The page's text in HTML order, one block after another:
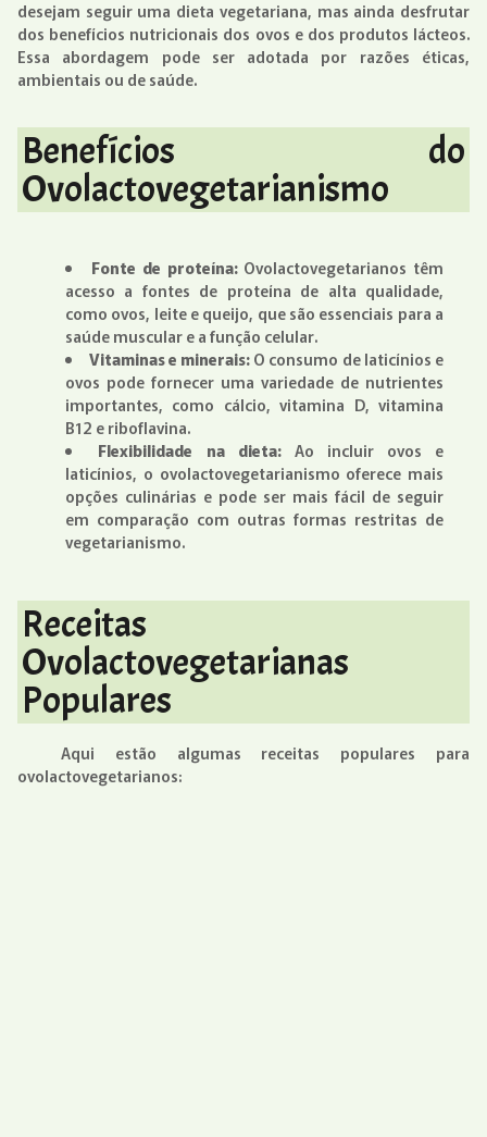
desejam seguir uma dieta vegetariana, mas ainda desfrutar
dos benefícios nutricionais dos ovos e dos produtos lácteos.
Essa abordagem pode ser adotada por razões éticas,
ambientais ou de saúde.
Benefícios do
Ovolactovegetarianismo
Fonte de proteína:Ovolactovegetarianos têm
acesso a fontes de proteína de alta qualidade,
como ovos, leite e queijo, que são essenciais para a
saúde muscular e a função celular.
Vitaminas e minerais:O consumo de laticínios e
ovos pode fornecer uma variedade de nutrientes
importantes, como cálcio, vitamina D, vitamina
B12 e riboflavina.
Flexibilidade na dieta:Ao incluir ovos e
laticínios, o ovolactovegetarianismo oferece mais
opções culinárias e pode ser mais fácil de seguir
em comparação com outras formas restritas de
vegetarianismo.
Receitas
Ovolactovegetarianas
Populares
Aqui estão algumas receitas populares para
ovolactovegetarianos: